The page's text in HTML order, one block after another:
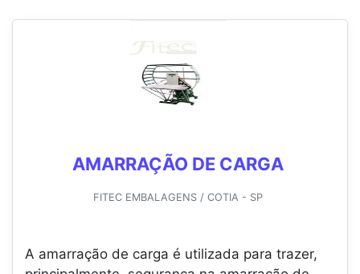
AMARRAÇÃO DE CARGA
FITEC EMBALAGENS / COTIA - SP
A amarração de carga é utilizada para trazer,